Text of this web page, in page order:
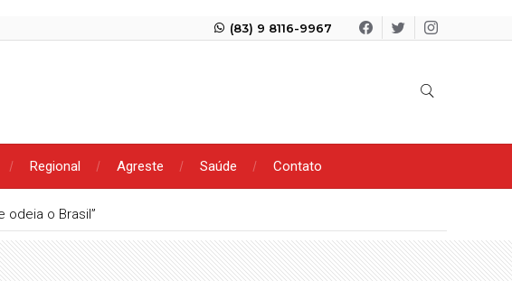
(83) 9 8116-9967
Regional Agreste Saúde Contato
Patos